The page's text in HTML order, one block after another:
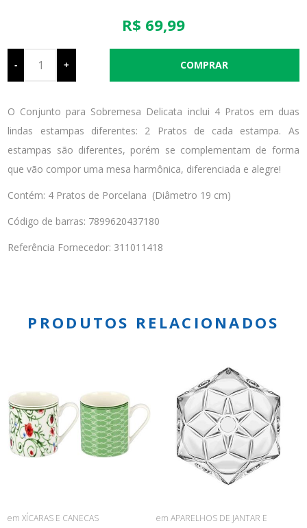
R$ 69,99
- +
O Conjunto para Sobremesa Delicata inclui 4 Pratos em duas
lindas estampas diferentes: 2 Pratos de cada estampa. As
estampas são diferentes, porém se complementam de forma
que vão compor uma mesa harmônica, diferenciada e alegre!
Contém: 4 Pratos de Porcelana (Diâmetro 19 cm)
Código de barras: 7899620437180
Referência Fornecedor: 311011418
PRODUTOS RELACIONADOS
em XÍCARAS E CANECAS
em APARELHOS DE JANTAR E